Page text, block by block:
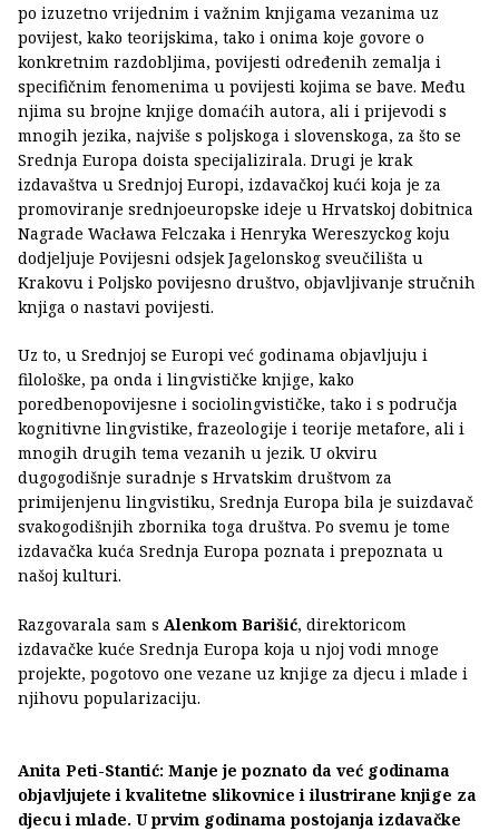
po izuzetno vrijednim i važnim knjigama vezanima uz
povijest, kako teorijskima, tako i onima koje govore o
konkretnim razdobljima, povijesti određenih zemalja i
specifičnim fenomenima u povijesti kojima se bave. Među
njima su brojne knjige domaćih autora, ali i prijevodi s
mnogih jezika, najviše s poljskoga i slovenskoga, za što se
Srednja Europa doista specijalizirala. Drugi je krak
izdavaštva u Srednjoj Europi, izdavačkoj kući koja je za
promoviranje srednjoeuropske ideje u Hrvatskoj dobitnica
Nagrade Wacława Felczaka i Henryka Wereszyckog koju
dodjeljuje Povijesni odsjek Jagelonskog sveučilišta u
Krakovu i Poljsko povijesno društvo, objavljivanje stručnih
knjiga o nastavi povijesti.
Uz to, u Srednjoj se Europi već godinama objavljuju i
filološke, pa onda i lingvističke knjige, kako
poredbenopovijesne i sociolingvističke, tako i s područja
kognitivne lingvistike, frazeologije i teorije metafore, ali i
mnogih drugih tema vezanih u jezik. U okviru
dugogodišnje suradnje s Hrvatskim društvom za
primijenjenu lingvistiku, Srednja Europa bila je suizdavač
svakogodišnjih zbornika toga društva. Po svemu je tome
izdavačka kuća Srednja Europa poznata i prepoznata u
našoj kulturi.
Razgovarala sam s Alenkom Barišić, direktoricom
izdavačke kuće Srednja Europa koja u njoj vodi mnoge
projekte, pogotovo one vezane uz knjige za djecu i mlade i
njihovu popularizaciju.
Anita Peti-Stantić: Manje je poznato da već godinama
objavljujete i kvalitetne slikovnice i ilustrirane knjige za
djecu i mlade. U prvim godinama postojanja izdavačke